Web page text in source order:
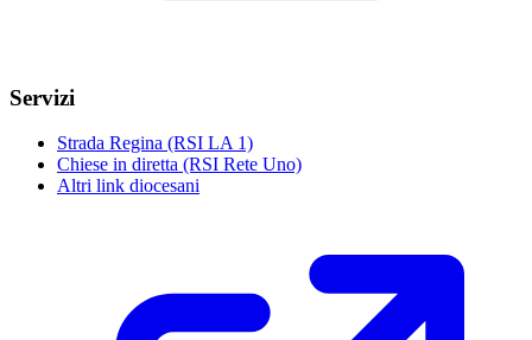
Servizi
Strada Regina (RSI LA 1)
Chiese in diretta (RSI Rete Uno)
Altri link diocesani